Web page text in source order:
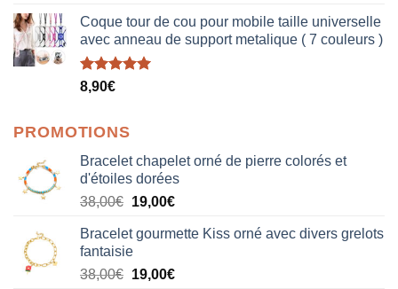
Coque tour de cou pour mobile taille universelle
avec anneau de support metalique ( 7 couleurs )
Note5.00
8,90€
PROMOTIONS
Bracelet chapelet orné de pierre colorés et
d'étoiles dorées
38,00€ Le
initial
était :
38,00€.
19,00€Le
actuel
19,00€.
Bracelet gourmette Kiss orné avec divers grelots
fantaisie
38,00€ Le
19,00€Le